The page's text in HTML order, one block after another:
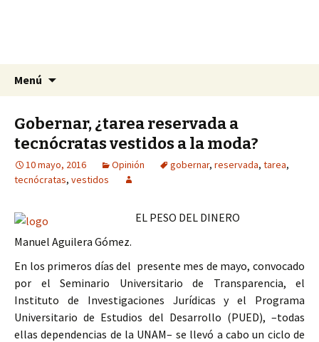
La Yunta de Tepic
La nueva opción en información
Menú
Gobernar, ¿tarea reservada a
tecnócratas vestidos a la moda?
10 mayo, 2016 Opinión gobernar, reservada, tarea,
tecnócratas, vestidos
EL PESO DEL DINERO
Manuel Aguilera Gómez.
En los primeros días del presente mes de mayo, convocado
por el Seminario Universitario de Transparencia, el
Instituto de Investigaciones Jurídicas y el Programa
Universitario de Estudios del Desarrollo (PUED), –todas
ellas dependencias de la UNAM– se llevó a cabo un ciclo de